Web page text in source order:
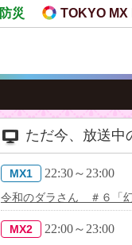
防災 TOKYO MX
ただ今、放送中
MX1 22:30～23:00
令和のダラさん ＃６「幻
MX2 22:00～23:00